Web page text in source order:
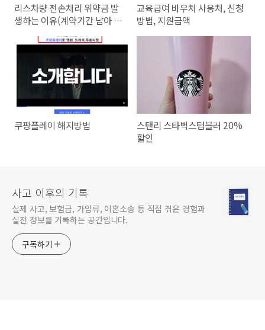
리스차량 전손처리 위약금 발
생하는 이유(계약기간 남아 있
교육급여 바우처 사용처, 신청
방법, 지원금액
쿠팡플레이 해지방법
스탠리 스타벅스텀블러 20%
할인
사고 이후의 기록
실제 사고, 보험금, 가압류, 이혼소송 등 직접 겪은 경험과
실전 정보를 기록하는 공간입니다.
구독하기